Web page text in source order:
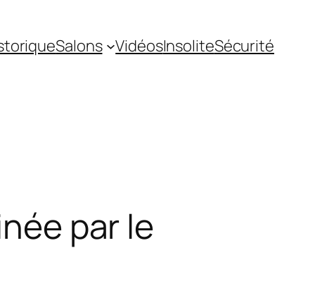
Salons VidéosInsoliteSécurité
par le